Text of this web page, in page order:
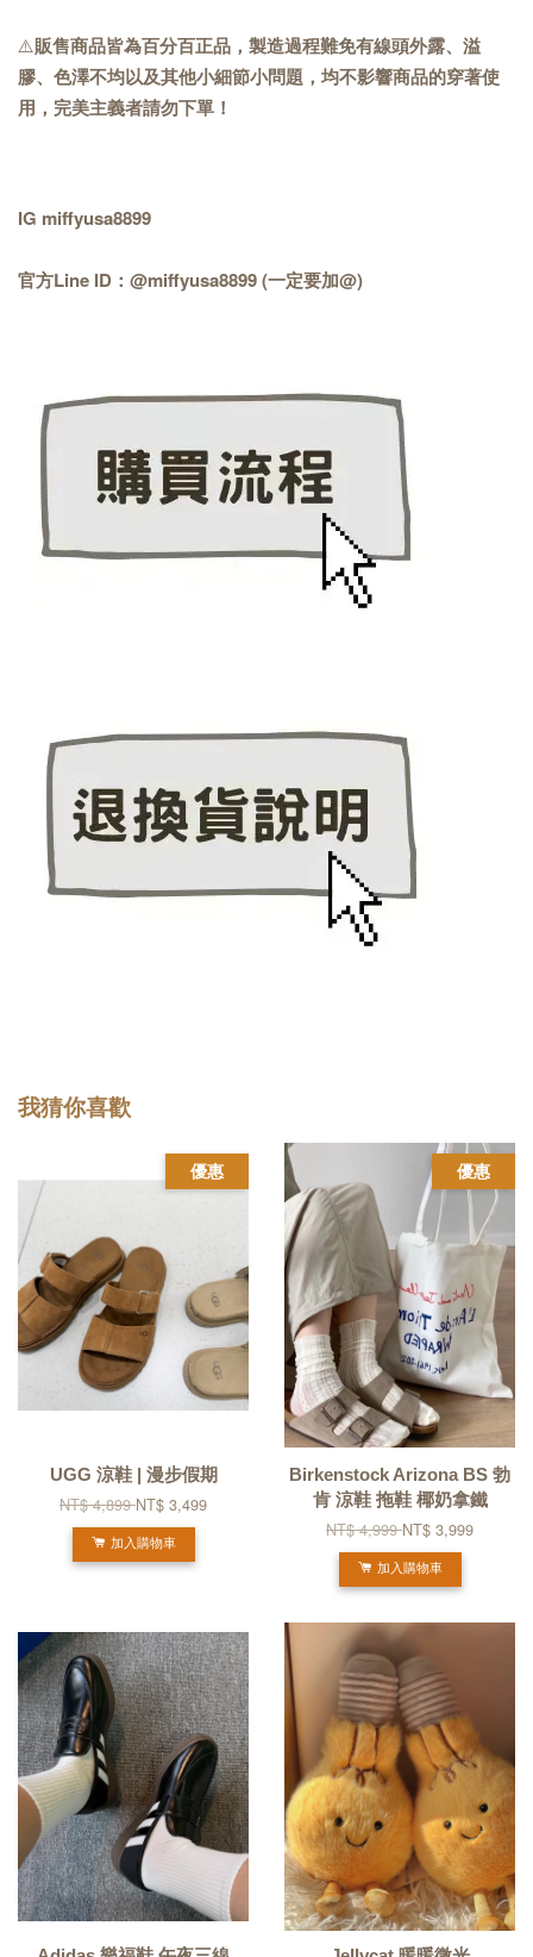
⚠️販售商品皆為百分百正品，製造過程難免有線頭外露、溢
膠、色澤不均以及其他小細節小問題，均不影響商品的穿著使
用，完美主義者請勿下單！
IG miffyusa8899
官方Line ID：@miffyusa8899 (一定要加@)
我猜你喜歡
優惠
UGG 涼鞋 | 漫步假期
NT$ 4,899NT$ 3,499
加入購物車
優惠
Birkenstock Arizona BS 勃
肯 涼鞋 拖鞋 椰奶拿鐵
NT$ 4,999NT$ 3,999
加入購物車